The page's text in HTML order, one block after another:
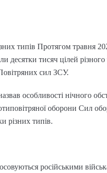
типів Протягом травня
десятки тисяч цілей різного
сил ЗСУ.
особливості нічного
оборони Сил
різних типів.
російськими